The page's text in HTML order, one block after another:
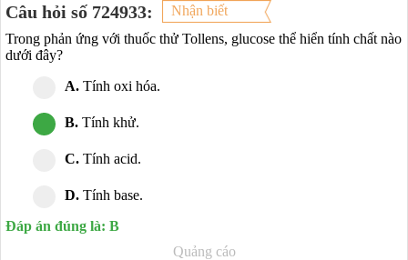
Câu hỏi số 724933:
Nhận biết
Trong phản ứng với thuốc thử Tollens, glucose thể hiển tính chất nào
dưới đây?
A. Tính oxi hóa.
B. Tính khử.
C. Tính acid.
D. Tính base.
Đáp án đúng là: B
Quảng cáo